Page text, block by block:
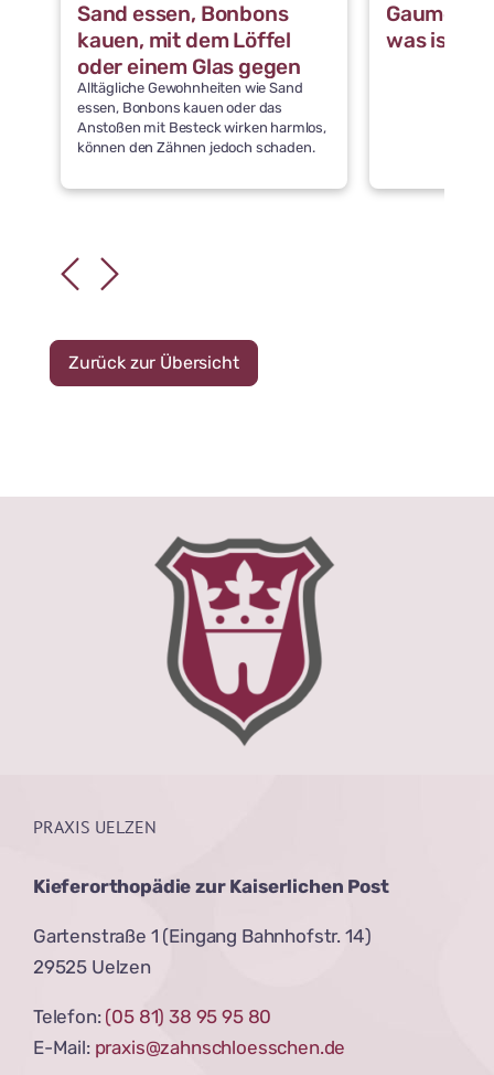
Sand essen, Bonbons
kauen, mit dem Löffel
oder einem Glas gegen
die Zähne stoßen: Was
schädigt die Zähne
Alltägliche Gewohnheiten wie Sand
essen, Bonbons kauen oder das
Anstoßen mit Besteck wirken harmlos,
können den Zähnen jedoch schaden.
was ist
Zurück zur Übersicht
PRAXIS UELZEN
Kieferorthopädie zur Kaiserlichen Post
Gartenstraße 1 (Eingang Bahnhofstr. 14)
29525 Uelzen
Telefon: (05 81) 38 95 95 80
E-Mail: praxis@zahnschloesschen.de